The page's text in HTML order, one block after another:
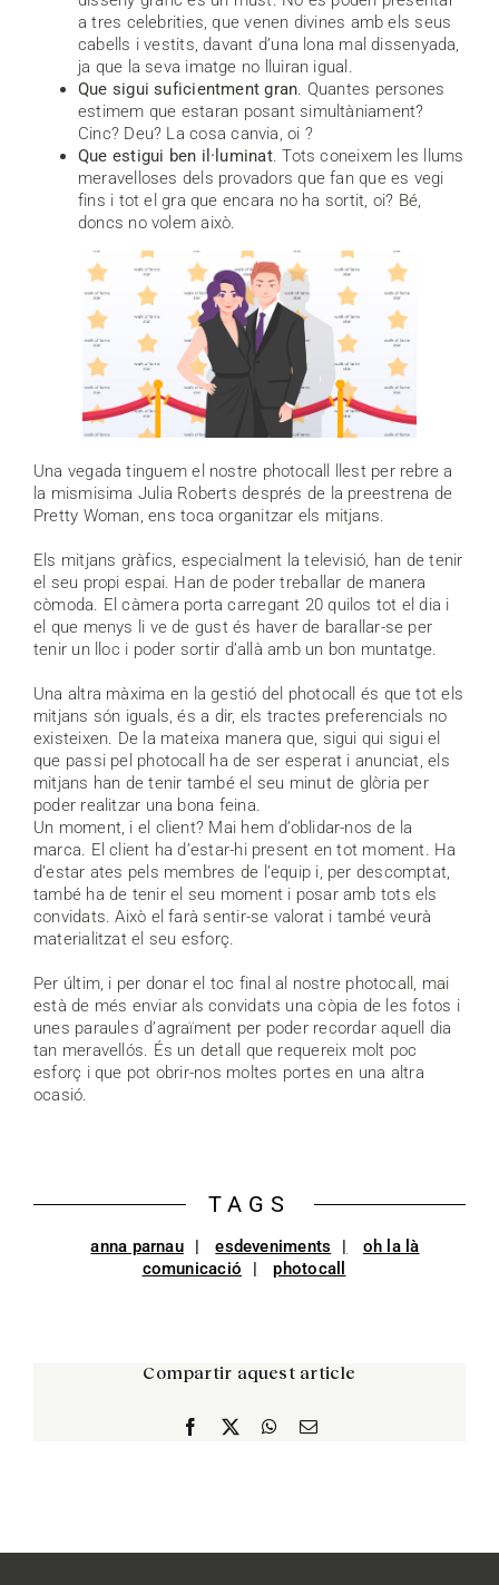
a tres celebrities, que venen divines amb els seus
cabells i vestits, davant d’una lona mal dissenyada,
ja que la seva imatge no lluiran igual.
Que sigui suficientment gran. Quantes persones
estimem que estaran posant simultàniament?
Cinc? Deu? La cosa canvia, oi ?
Que estigui ben il·luminat. Tots coneixem les llums
meravelloses dels provadors que fan que es vegi
fins i tot el gra que encara no ha sortit, oi? Bé,
doncs no volem això.
Una vegada tinguem el nostre photocall llest per rebre a
la mismisima Julia Roberts després de la preestrena de
Pretty Woman, ens toca organitzar els mitjans.
Els mitjans gràfics, especialment la televisió, han de tenir
el seu propi espai. Han de poder treballar de manera
còmoda. El càmera porta carregant 20 quilos tot el dia i
el que menys li ve de gust és haver de barallar-se per
tenir un lloc i poder sortir d’allà amb un bon muntatge.
Una altra màxima en la gestió del photocall és que tot els
mitjans són iguals, és a dir, els tractes preferencials no
existeixen. De la mateixa manera que, sigui qui sigui el
que passi pel photocall ha de ser esperat i anunciat, els
mitjans han de tenir també el seu minut de glòria per
poder realitzar una bona feina.
Un moment, i el client? Mai hem d’oblidar-nos de la
marca. El client ha d’estar-hi present en tot moment. Ha
d’estar ates pels membres de l’equip i, per descomptat,
també ha de tenir el seu moment i posar amb tots els
convidats. Això el farà sentir-se valorat i també veurà
materialitzat el seu esforç.
Per últim, i per donar el toc final al nostre photocall, mai
està de més enviar als convidats una còpia de les fotos i
unes paraules d’agraïment per poder recordar aquell dia
tan meravellós. És un detall que requereix molt poc
esforç i que pot obrir-nos moltes portes en una altra
ocasió.
TAGS
anna parnau esdeveniments
oh la là
comunicació
photocall
Compartir aquest article
Facebook WhatsApp
Email: